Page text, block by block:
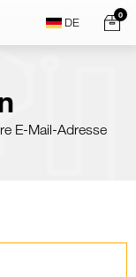
0
E-Mail-Adresse